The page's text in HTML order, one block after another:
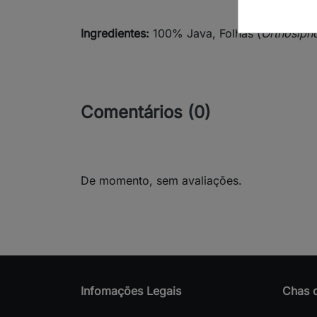
Ingredientes: 100% Java, Folhas (
Comentários (0)
De momento, sem avaliações.
Infomações Legais Chas